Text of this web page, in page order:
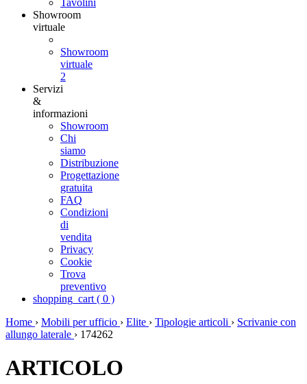
Tavolini
Showroom
virtuale
Showroom
virtuale
2
Servizi
&
informazioni
Showroom
Chi
siamo
Distribuzione
Progettazione
gratuita
FAQ
Condizioni
di
vendita
Privacy
Cookie
Trova
preventivo
shopping_cart ( 0 )
Home › Mobili per ufficio › Elite › Tipologie articoli › Scrivanie con
allungo laterale › 174262
ARTICOLO